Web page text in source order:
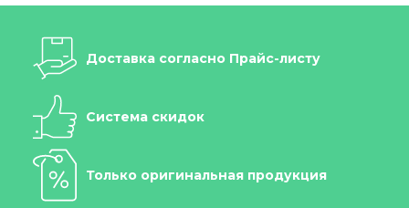
Доставка согласно Прайс-листу
Система скидок
Только оригинальная продукция